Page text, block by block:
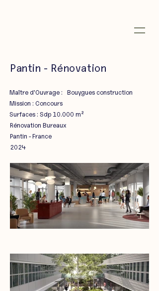
Pantin - Rénovation
Maître d'Ouvrage : Bouygues construction
Mission : Concours
Surfaces : Sdp 10.000 m²
Rénovation Bureaux
Pantin - France
2024